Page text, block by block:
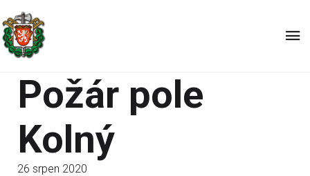
Požár pole
Kolný
26 srpen 2020